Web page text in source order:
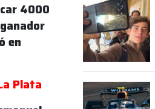
4000
en
Plata